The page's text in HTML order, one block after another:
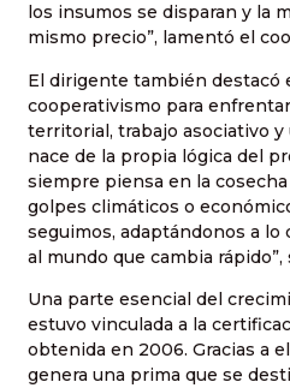
los insumos se disparan y la
mismo precio”, lamentó el
El dirigente también destacó
cooperativismo para
territorial, trabajo asociativo
nace de la propia lógica del
siempre piensa en la
golpes climáticos o
seguimos, adaptándonos a
al mundo que cambia rápido”,
Una parte esencial del
estuvo vinculada a la
obtenida en 2006. Gracias a
genera una prima que se